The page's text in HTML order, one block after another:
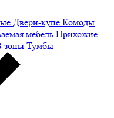
Двери-купе Комоды
мебель Прихожие
зоны Тумбы